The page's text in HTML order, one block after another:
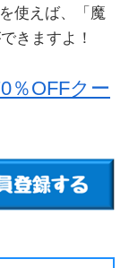
を使えば、「魔
きますよ！
％OFFクー